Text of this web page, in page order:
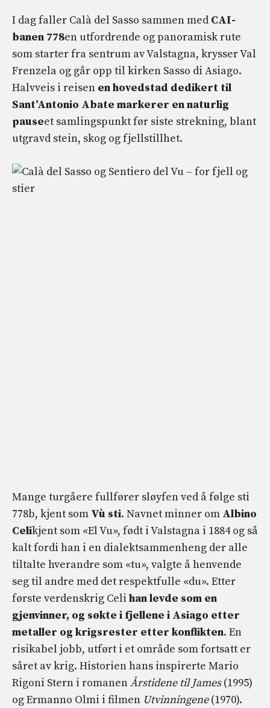
I dag faller Calà del Sasso sammen med CAI-
banen 778en utfordrende og panoramisk rute
som starter fra sentrum av Valstagna, krysser Val
Frenzela og går opp til kirken Sasso di Asiago.
Halvveis i reisen en hovedstad dedikert til
Sant’Antonio Abate markerer en naturlig
pauseet samlingspunkt før siste strekning, blant
utgravd stein, skog og fjellstillhet.
Mange turgåere fullfører sløyfen ved å følge sti
778b, kjent som Vù sti. Navnet minner om Albino
Celikjent som «El Vu», født i Valstagna i 1884 og så
kalt fordi han i en dialektsammenheng der alle
tiltalte hverandre som «tu», valgte å henvende
seg til andre med det respektfulle «du». Etter
første verdenskrig Celi han levde som en
gjenvinner, og søkte i fjellene i Asiago etter
metaller og krigsrester etter konflikten. En
risikabel jobb, utført i et område som fortsatt er
såret av krig. Historien hans inspirerte Mario
Rigoni Stern i romanenÅrstidene til James(1995)
og Ermanno Olmi i filmen Utvinningene(1970).